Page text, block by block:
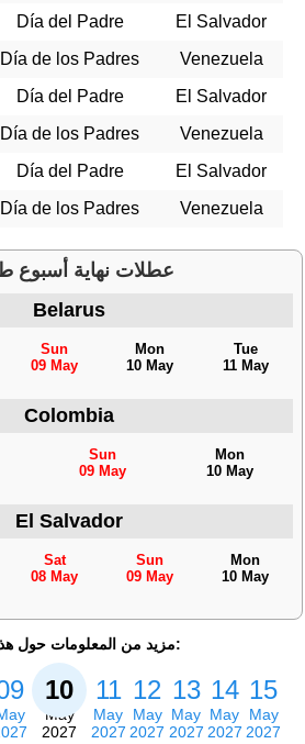
Día del Padre
El Salvador
Día de los Padres
Venezuela
Día del Padre
El Salvador
Día de los Padres
Venezuela
Día del Padre
El Salvador
Día de los Padres Venezuela
عطلات نهاية أسبوع
Belarus
Sun
09 May
Mon
10 May
Tue
11 May
Colombia
Sun
09 May
Mon
10 May
El Salvador
Sat
08 May
Sun
09 May
Mon
10 May
مزيد من المعلومات حول هذه التواريخ:
10
May
2027
11
May
2027
12
May
2027
13
May
2027
14
May
2027
15
May
2027